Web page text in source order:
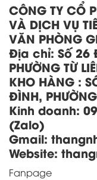
CÔNG TY CỔ
VÀ DỊCH VỤ
VĂN PHÒNG
Địa chỉ: Số 26
PHƯỜNG TỪ
KHO HÀNG :
ĐÌNH,
Kinh doanh:
(Zalo)
Gmail:
Website:
Fanpage